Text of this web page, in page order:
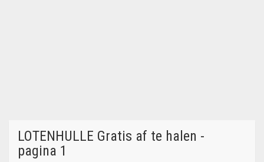
LOTENHULLE Gratis af te halen -
pagina 1